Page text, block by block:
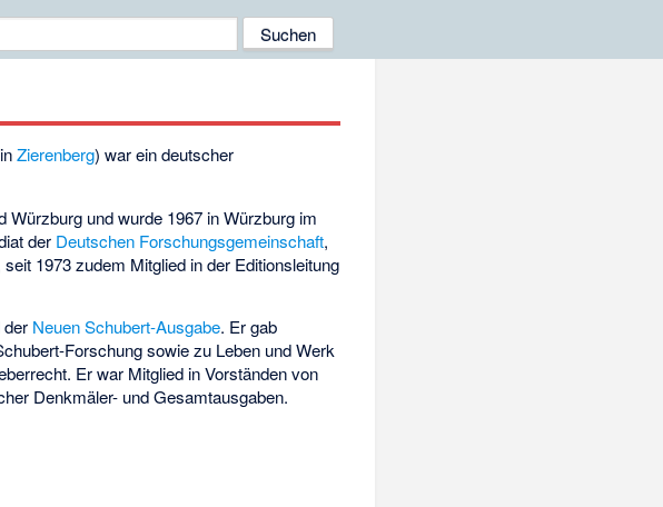
inZierenberg) war ein deutscher
und wurde 1967 in Würzburg im
der Deutschen Forschungsgemeinschaft,
1973 zudem Mitglied in der Editionsleitung
der Neuen Schubert-Ausgabe. Er gab
Forschung sowie zu Leben und Werk
Er war Mitglied in Vorständen von
Denkmäler- und Gesamtausgaben.